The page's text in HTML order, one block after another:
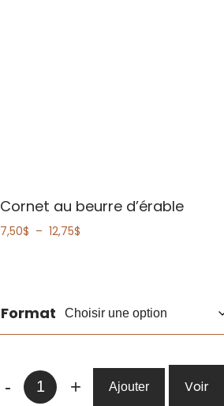
Cornet au beurre d’érable
7,50$ – 12,75$Plage
12,75$
Format
-
quantité
de
+ Ajouter Voir